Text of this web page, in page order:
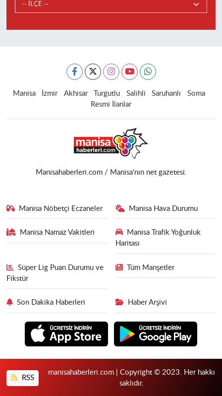
Manisa İzmir Akhisar Turgutlu Salihli Saruhanlı
Soma
Resmi İlanlar
Manisahaberleri.com / Manisa'nın net gazetesi.
Manisa Nöbetçi Eczaneler Manisa Hava Durumu
Manisa Namaz Vakitleri
Manisa Trafik Yoğunluk
Haritası
Süper Lig Puan Durumu ve
Fikstür
Tüm Manşetler
Son Dakika Haberleri Haber Arşivi
RSS
manisahaberleri.com | Copyright © 2023. Her hakkı
saklıdır.